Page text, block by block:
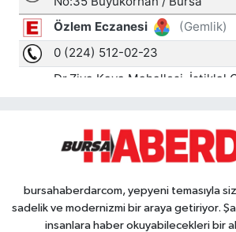
bursahaberdarcom, yepyeni temasıyla
sadelik ve modernizmi bir araya getiriyor.
insanlara haber okuyabilecekleri bir